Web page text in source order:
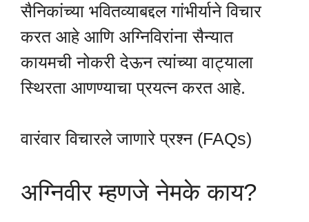
सैनिकांच्या भवितव्याबद्दल गांभीर्याने विचार
करत आहे आणि अग्निविरांना सैन्यात
कायमची नोकरी देऊन त्यांच्या वाट्याला
स्थिरता आणण्याचा प्रयत्न करत आहे.
वारंवार विचारले जाणारे प्रश्न (FAQs)
अग्निवीर म्हणजे नेमके काय?